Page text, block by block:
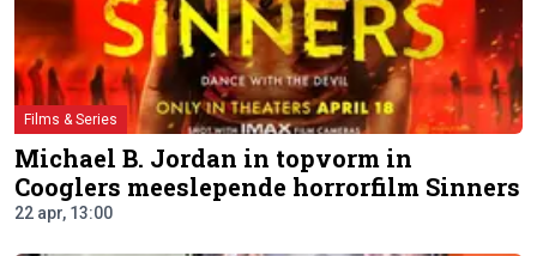
Films & Series
Michael B. Jordan in topvorm in
Cooglers meeslepende horrorfilm Sinners
22 apr, 13:00